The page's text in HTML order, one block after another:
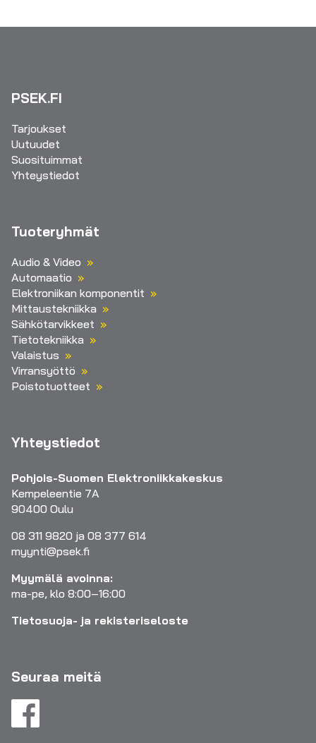
PSEK.FI
Tarjoukset
Uutuudet
Suosituimmat
Yhteystiedot
Tuoteryhmät
Audio & Video
Automaatio
Elektroniikan komponentit
Mittaustekniikka
Sähkötarvikkeet
Tietotekniikka
Valaistus
Virransyöttö
Poistotuotteet
Yhteystiedot
Pohjois-Suomen Elektroniikkakeskus
Kempeleentie 7A
90400 Oulu
08 311 9820 ja 08 377 614
myynti@psek.fi
Myymälä avoinna:
ma-pe, klo 8:00–16:00
Tietosuoja- ja rekisteriseloste
Seuraa meitä